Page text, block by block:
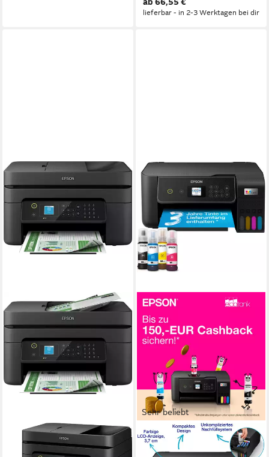
lieferbar - in 2-3 Werktagen bei dir
WorkForce Pro WF-
Sehr beliebt
EPSON
EcoTank ET-2870